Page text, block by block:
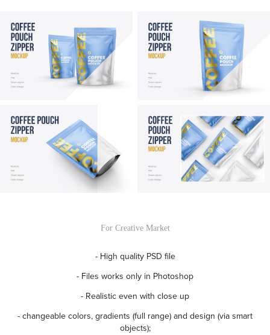
For Creative Market
- High quality PSD file
- Files works only in Photoshop
- Realistic even with close up
- changeable colors, gradients (full range) and design (via smart
objects);